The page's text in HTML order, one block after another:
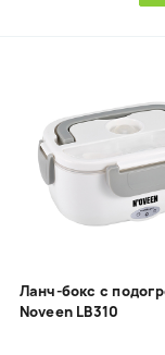
Ланч-бокс с
Noveen LB310